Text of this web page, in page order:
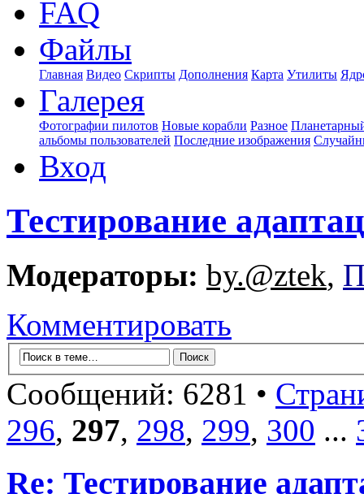
FAQ
Файлы
Главная Видео Скрипты Дополнения Карта Утилиты
Галерея
Фотографии пилотов Новые корабли Разное
альбомы пользователей Последние изображения
Вход
Тестирование
Модераторы: by.@ztek,
Комментировать
Сообщений: 6281 •
296, 297, 298, 299, 300 ...
Re: Тестирование